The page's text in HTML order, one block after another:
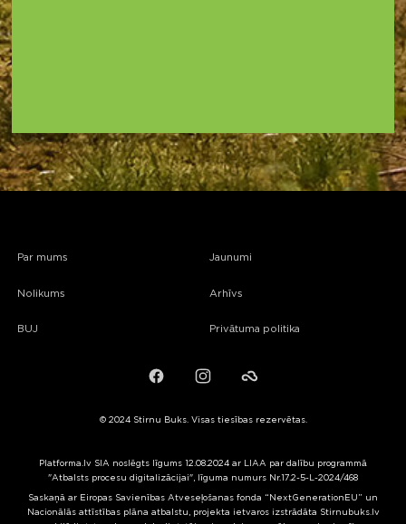
Par mums
Nolikums
BUJ
Jaunumi
Arhīvs
Privātuma politika
FacebookInstagramFailiem.lv
© 2024 Stirnu Buks. Visas tiesības rezervētas.
Platforma.lv SIA noslēgts līgums 12.08.2024 ar LIAA par dalību programmā
"Atbalsts procesu digitalizācijai", līguma numurs Nr.17.2-5-L-2024/468
Saskaņā ar Eiropas Savienības Atveseļošanas fonda “NextGenerationEU” un
Nacionālās attīstības plāna atbalstu, projekta ietvaros izstrādāta Stirnubuks.lv